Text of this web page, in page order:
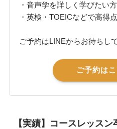
・音声学を詳しく学びたい方
・英検・TOEICなどで高得
ご予約はLINEからお待ちし
ご予約は
【実績】コースレッス